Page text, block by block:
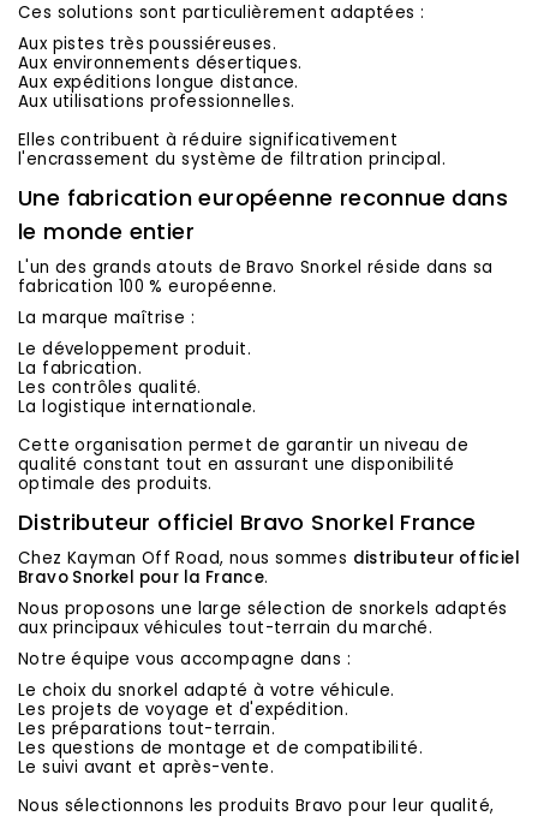
Ces solutions sont particulièrement adaptées :
Aux pistes très poussiéreuses.
Aux environnements désertiques.
Aux expéditions longue distance.
Aux utilisations professionnelles.
Elles contribuent à réduire significativement
l'encrassement du système de filtration principal.
Une fabrication européenne reconnue dans
le monde entier
L'un des grands atouts de Bravo Snorkel réside dans sa
fabrication 100 % européenne.
La marque maîtrise :
Le développement produit.
La fabrication.
Les contrôles qualité.
La logistique internationale.
Cette organisation permet de garantir un niveau de
qualité constant tout en assurant une disponibilité
optimale des produits.
Distributeur officiel Bravo Snorkel France
Chez Kayman Off Road, nous sommes distributeur officiel
Bravo Snorkel pour la France.
Nous proposons une large sélection de snorkels adaptés
aux principaux véhicules tout-terrain du marché.
Notre équipe vous accompagne dans :
Le choix du snorkel adapté à votre véhicule.
Les projets de voyage et d'expédition.
Les préparations tout-terrain.
Les questions de montage et de compatibilité.
Le suivi avant et après-vente.
Nous sélectionnons les produits Bravo pour leur qualité,